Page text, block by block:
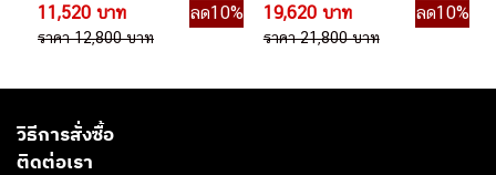
11,520 บาท
ลด10%
ราคา 12,800 บาท
19,620 บาท
ลด10%
ราคา 21,800 บาท
วิธีการสั่งซื้อ
ติดต่อเรา